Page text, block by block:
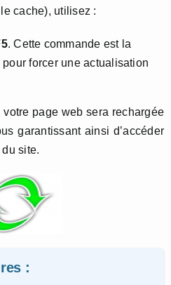
cache), utilisez :
. Cette commande est la
forcer une actualisation
page web sera rechargée
garantissant ainsi d’accéder
site.
: